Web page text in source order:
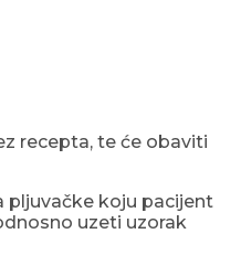
recepta, te će obaviti
pljuvačke koju pacijent
uzeti uzorak